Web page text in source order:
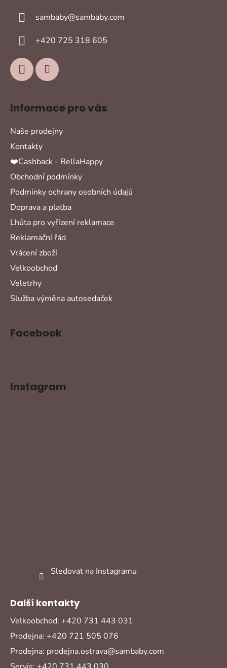
sambaby@sambaby.com
+420 725 318 605
Informace pro vás
Naše prodejny
Kontakty
❤️Cashback - BellaHappy
Obchodní podmínky
Podmínky ochrany osobních údajů
Doprava a platba
Lhůta pro vyřízení reklamace
Reklamační řád
Vrácení zboží
Velkoobchod
Veletrhy
Služba výměna autosedaček
Facebook
Instagram
Sledovat na Instagramu
Další kontakty
Velkoobchod: +420 731 443 031
Prodejna: +420 721 505 076
Prodejna: prodejna.ostrava@sambaby.com